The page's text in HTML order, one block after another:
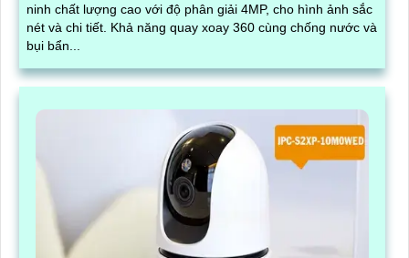
ninh chất lượng cao với độ phân giải 4MP, cho hình ảnh sắc
nét và chi tiết. Khả năng quay xoay 360 cùng chống nước và
bụi bẩn...